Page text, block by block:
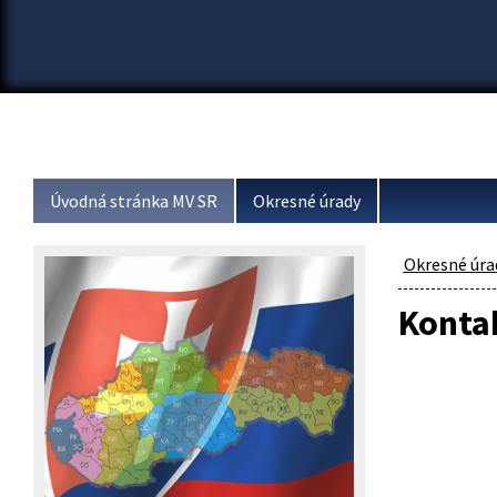
Úvodná stránka MV SR Okresné úrady
Okresné